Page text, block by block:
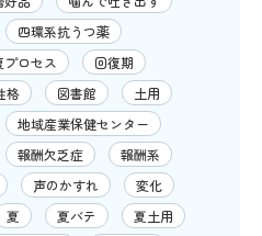
四環系抗うつ薬
プロセス
回復期
格 図書館
土用
地域産業保健センター
報酬欠乏症
報酬系
声のかすれ
変化
夏 夏バテ
夏土用